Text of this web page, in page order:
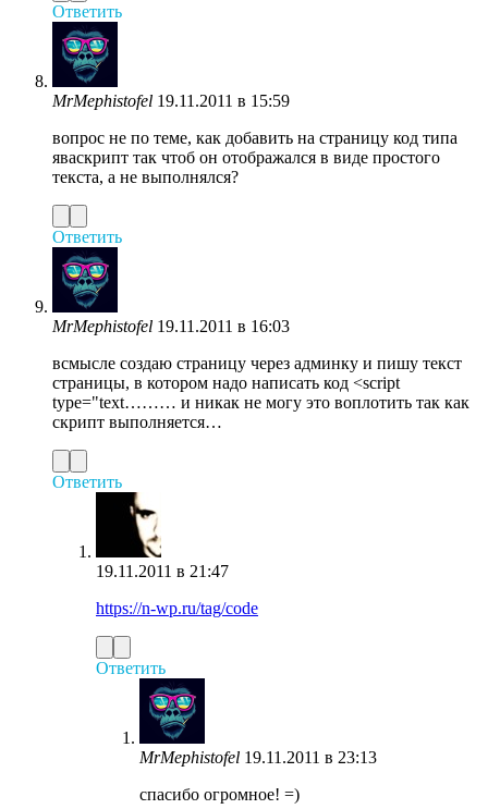
Ответить
MrMephistofel 19.11.2011 в 15:59
вопрос не по теме, как добавить на страницу код типа
яваскрипт так чтоб он отображался в виде простого
текста, а не выполнялся?
Ответить
MrMephistofel 19.11.2011 в 16:03
всмысле создаю страницу через админку и пишу текст
страницы, в котором надо написать код <script
type="text……… и никак не могу это воплотить так как
скрипт выполняется…
Ответить
19.11.2011 в 21:47
https://n-wp.ru/tag/code
Ответить
MrMephistofel 19.11.2011 в 23:13
спасибо огромное! =)